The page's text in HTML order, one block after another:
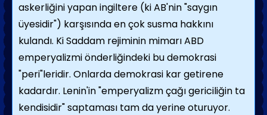
askerliğini yapan ingiltere (ki AB'nin "saygın
üyesidir") karşısında en çok susma hakkını
kulandı. Ki Saddam rejiminin mimarı ABD
emperyalizmi önderliğindeki bu demokrasi
"peri"leridir. Onlarda demokrasi kar getirene
kadardır. Lenin'in "emperyalizm çağı gericiliğin ta
kendisidir" saptaması tam da yerine oturuyor.